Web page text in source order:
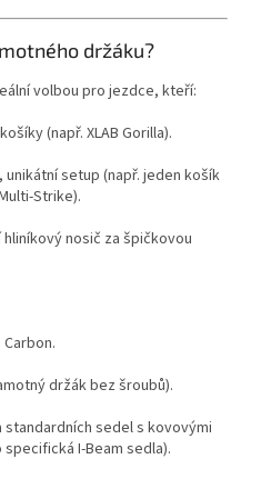
držáku?
volbou pro jezdce, kteří:
(např. XLAB Gorilla).
setup (např. jeden košík
Strike).
nosič za špičkovou
držák bez šroubů).
standardních sedel s kovovými
I-Beam sedla).